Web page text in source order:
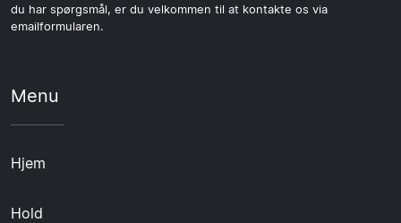
du har spørgsmål, er du velkommen til at kontakte os via
emailformularen.
Menu
Hjem
Hold